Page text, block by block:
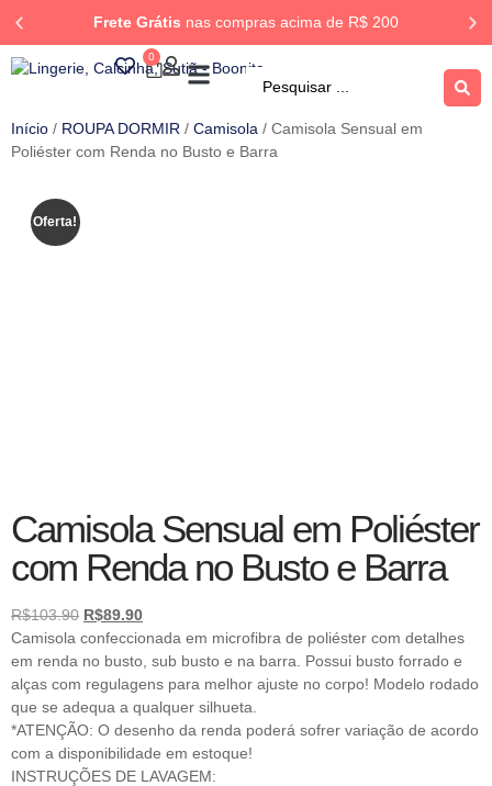
Frete Grátis nas compras acima de R$ 200
0
Início / ROUPA DORMIR / Camisola / Camisola Sensual em
Poliéster com Renda no Busto e Barra
Oferta!
Camisola Sensual em Poliéster
com Renda no Busto e Barra
R$103.90 R$89.90
Camisola confeccionada em microfibra de poliéster com detalhes
em renda no busto, sub busto e na barra. Possui busto forrado e
alças com regulagens para melhor ajuste no corpo! Modelo rodado
que se adequa a qualquer silhueta.
*ATENÇÃO: O desenho da renda poderá sofrer variação de acordo
com a disponibilidade em estoque!
INSTRUÇÕES DE LAVAGEM: